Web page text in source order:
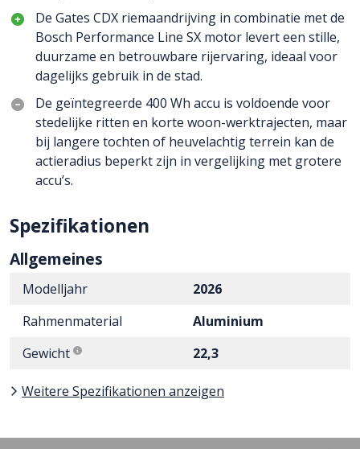
De Gates CDX riemaandrijving in combinatie met de
Bosch Performance Line SX motor levert een stille,
duurzame en betrouwbare rijervaring, ideaal voor
dagelijks gebruik in de stad.
De geïntegreerde 400 Wh accu is voldoende voor
stedelijke ritten en korte woon-werktrajecten, maar
bij langere tochten of heuvelachtig terrein kan de
actieradius beperkt zijn in vergelijking met grotere
accu’s.
Spezifikationen
Allgemeines
Modelljahr
2026
Rahmenmaterial
Aluminium
Gewicht
22,3
Weitere Spezifikationen anzeigen